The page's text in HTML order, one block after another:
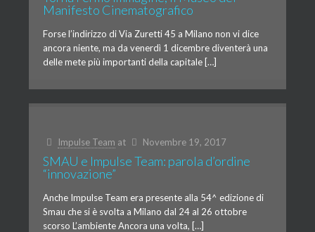
Manifesto Cinematografico
Forse l’indirizzo di Via Zuretti 45 a Milano non vi dice
ancora niente, ma da venerdì 1 dicembre diventerà una
delle mete più importanti della capitale […]
Impulse Team at Novembre 19, 2017
SMAU e Impulse Team: parola d’ordine
“innovazione”
Anche Impulse Team era presente alla 54^ edizione di
Smau che si è svolta a Milano dal 24 al 26 ottobre
scorso L’ambiente Ancora una volta, […]